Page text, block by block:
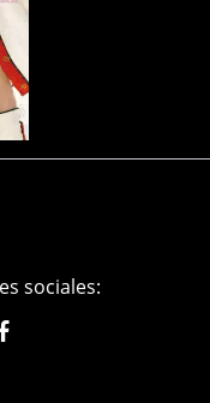
sociales: